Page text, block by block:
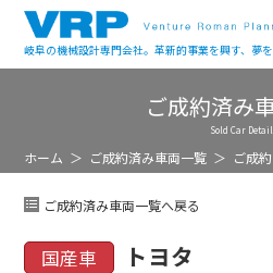
岐阜の機械設計専門会社。革新的事業を興す、夢を
ホーム ご成約済み車両一覧 ご成
ご成約済み
Sold Car
ご成約済み車両一覧へ戻る
国産車 トヨタ